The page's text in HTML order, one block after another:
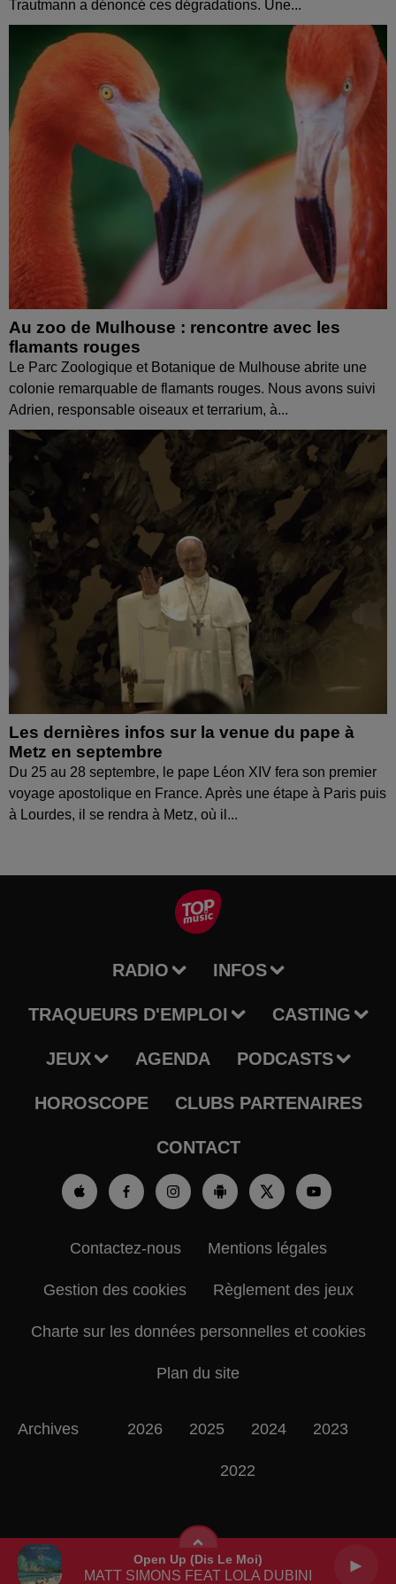
Open Up (dis Le Moi)
MATT SIMONS FEAT LOLA DUBINI
Trautmann a dénoncé ces dégradations. Une...
Au zoo de Mulhouse : rencontre avec les
flamants rouges
Le Parc Zoologique et Botanique de Mulhouse abrite une
colonie remarquable de flamants rouges. Nous avons suivi
Adrien, responsable oiseaux et terrarium, à...
Les dernières infos sur la venue du pape à
Metz en septembre
Du 25 au 28 septembre, le pape Léon XIV fera son premier
voyage apostolique en France. Après une étape à Paris puis
à Lourdes, il se rendra à Metz, où il...
RADIO INFOS
TRAQUEURS D'EMPLOI CASTING
JEUX AGENDA PODCASTS
HOROSCOPE CLUBS PARTENAIRES
CONTACT
Contactez-nous Mentions légales
Gestion des cookies Règlement des jeux
Charte sur les données personnelles et cookies
Plan du site
Archives 2026 2025 2024 2023
2022